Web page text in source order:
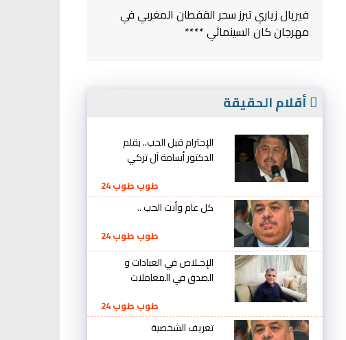
فيريال زياري تبرز سحر القفطان المغربي في
مهرجان كان السينمائي ****
أقلام الحقيقة
الإحترام قبل الحب.. بقلم
الدكتور أسامة آل تركي
طوب طوب 24
كل عام وأنت الحب ..
طوب طوب 24
الإخـلاص في العبادات و
الصدق في المعاملات
طوب طوب 24
تعريف الشخصية